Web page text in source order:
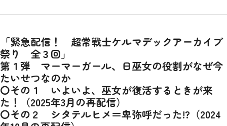
「緊急配信！ 超常戦士ケルマデックアーカイブ
祭り 全３回」
第１弾 マーマーガール、日巫女の役割がなぜ今
たいせつなのか
〇その１ いよいよ、巫女が復活するときが来
た！（2025年3月の再配信）
〇その２ シタテルヒメ＝卑弥呼だった!?（2024